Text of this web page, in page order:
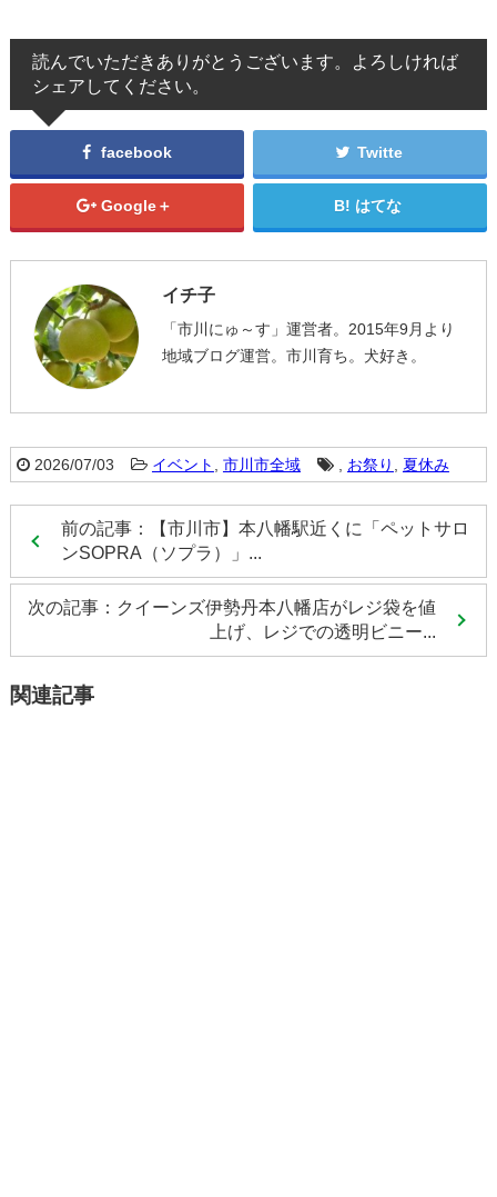
読んでいただきありがとうございます。よろしければ
シェアしてください。
facebook Twitte
Google＋ はてな
イチ子
「市川にゅ～す」運営者。2015年9月より
地域ブログ運営。市川育ち。犬好き。
2026/07/03 イベント 市川市全域 , お祭り 夏休み
前の記事：【市川市】本八幡駅近くに「ペットサロ
ンSOPRA（ソプラ）」...
次の記事：クイーンズ伊勢丹本八幡店がレジ袋を値
上げ、レジでの透明ビニー...
関連記事